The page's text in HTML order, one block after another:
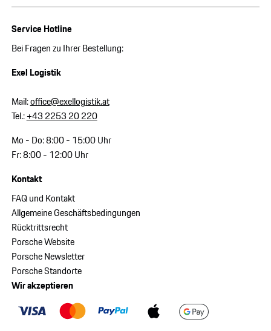
Service Hotline
Bei Fragen zu Ihrer Bestellung:
Exel Logistik
Mail:office@exellogistik.at
Tel.:+43 2253 20 220
Mo - Do: 8:00 - 15:00 Uhr
Fr: 8:00 - 12:00 Uhr
Kontakt
FAQ und Kontakt
Allgemeine Geschäftsbedingungen
Rücktrittsrecht
Porsche Website
Porsche Newsletter
Porsche Standorte
Wir akzeptieren